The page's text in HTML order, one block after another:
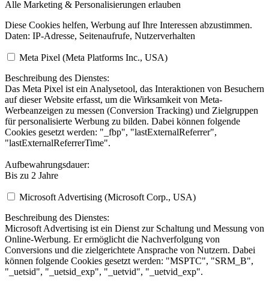
Alle Marketing & Personalisierungen erlauben
Diese Cookies helfen, Werbung auf Ihre Interessen abzustimmen.
Daten: IP-Adresse, Seitenaufrufe, Nutzerverhalten
Meta Pixel (Meta Platforms Inc., USA)
Beschreibung des Dienstes:
Das Meta Pixel ist ein Analysetool, das Interaktionen von Besuchern
auf dieser Website erfasst, um die Wirksamkeit von Meta-
Werbeanzeigen zu messen (Conversion Tracking) und Zielgruppen
für personalisierte Werbung zu bilden. Dabei können folgende
Cookies gesetzt werden: "_fbp", "lastExternalReferrer",
"lastExternalReferrerTime".
Aufbewahrungsdauer:
Bis zu 2 Jahre
Microsoft Advertising (Microsoft Corp., USA)
Beschreibung des Dienstes:
Microsoft Advertising ist ein Dienst zur Schaltung und Messung von
Online-Werbung. Er ermöglicht die Nachverfolgung von
Conversions und die zielgerichtete Ansprache von Nutzern. Dabei
können folgende Cookies gesetzt werden: "MSPTC", "SRM_B",
"_uetsid", "_uetsid_exp", "_uetvid", "_uetvid_exp".